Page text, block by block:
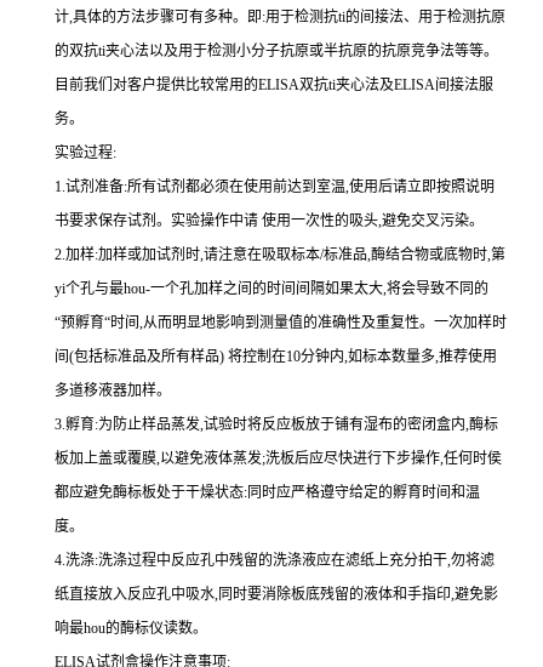
计,具体的方法步骤可有多种。即:用于检测抗ti的间接法、用于检测抗原
的双抗ti夹心法以及用于检测小分子抗原或半抗原的抗原竞争法等等。
目前我们对客户提供比较常用的ELISA双抗ti夹心法及ELISA间接法服
务。
实验过程:
1.试剂准备:所有试剂都必须在使用前达到室温,使用后请立即按照说明
书要求保存试剂。实验操作中请 使用一次性的吸头,避免交叉污染。
2.加样:加样或加试剂时,请注意在吸取标本/标准品,酶结合物或底物时,第
yi个孔与最hou-一个孔加样之间的时间间隔如果太大,将会导致不同的
“预孵育“时间 ,从而明显地影响到测量值的准确性及重复性。 一次加样时
间 (包括标准品及所有样品) 将控制在10分钟内,如标本数量多,推荐使用
多道移液器加样。
3.孵育:为防止样品蒸发,试验时将反应板放于铺有湿布的密闭盒内,酶标
板加上盖或覆膜,以避免液体蒸发;洗板后应尽快进行下步操作,任何时侯
都应避免酶标板处于干燥状态: 同时应严格遵守给定的孵育时间和温
度。
4.洗涤:洗涤过程中反应孔中残留的洗涤液应在滤纸上充分拍干,勿将滤
纸直接放入反应孔中吸水,同时要消除板底残留的液体和手指印,避免影
响最hou的酶标仪读数。
ELISA试剂盒操作注意事项: